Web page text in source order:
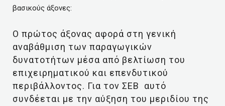
βασικούς άξονες:
Ο πρώτος άξονας αφορά στη γενική
αναβάθμιση των παραγωγικών
δυνατοτήτων μέσα από βελτίωση του
επιχειρηματικού και επενδυτικού
περιβάλλοντος. Για τον ΣΕΒ αυτό
συνδέεται με την αύξηση του μεριδίου της